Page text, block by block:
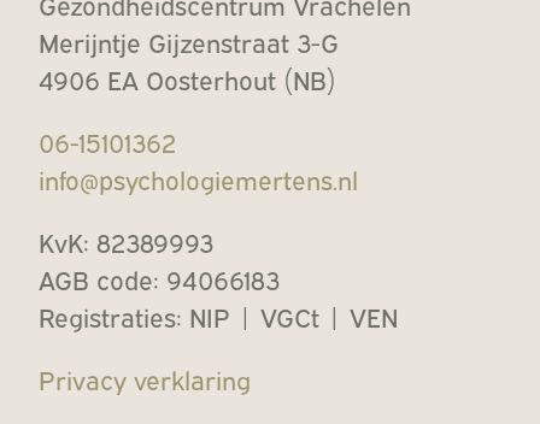
Merijntje Gijzenstraat 3-G
4906 EA Oosterhout (NB)
06-15101362
info@psychologiemertens.nl
KvK: 82389993
AGB code: 94066183
Registraties: NIP | VGCt | VEN
Privacy verklaring